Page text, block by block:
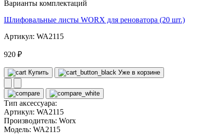
Варианты комплектаций
Шлифовальные листы WORX для реноватора (20 шт.)
Артикул: WA2115
920 ₽
Купить Уже в корзине
Тип аксессуара:
Артикул: WA2115
Производитель: Worx
Модель: WA2115